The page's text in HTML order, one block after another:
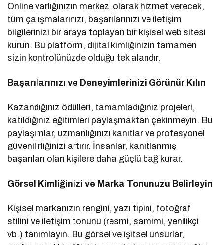
Online varlığınızın merkezi olarak hizmet verecek,
tüm çalışmalarınızı, başarılarınızı ve iletişim
bilgilerinizi bir araya toplayan bir kişisel web sitesi
kurun. Bu platform, dijital kimliğinizin tamamen
sizin kontrolünüzde olduğu tek alandır.
Başarılarınızı ve Deneyimlerinizi Görünür Kılın
Kazandığınız ödülleri, tamamladığınız projeleri,
katıldığınız eğitimleri paylaşmaktan çekinmeyin. Bu
paylaşımlar, uzmanlığınızı kanıtlar ve profesyonel
güvenilirliğinizi artırır. İnsanlar, kanıtlanmış
başarıları olan kişilere daha güçlü bağ kurar.
Görsel Kimliğinizi ve Marka Tonunuzu Belirleyin
Kişisel markanızın rengini, yazı tipini, fotoğraf
stilini ve iletişim tonunu (resmi, samimi, yenilikçi
vb.) tanımlayın. Bu görsel ve işitsel unsurlar,